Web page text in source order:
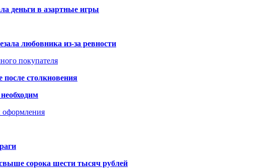
деньги в азартные игры
любовника из-за ревности
покупателя
столкновения
оформления
сорока шести тысяч рублей